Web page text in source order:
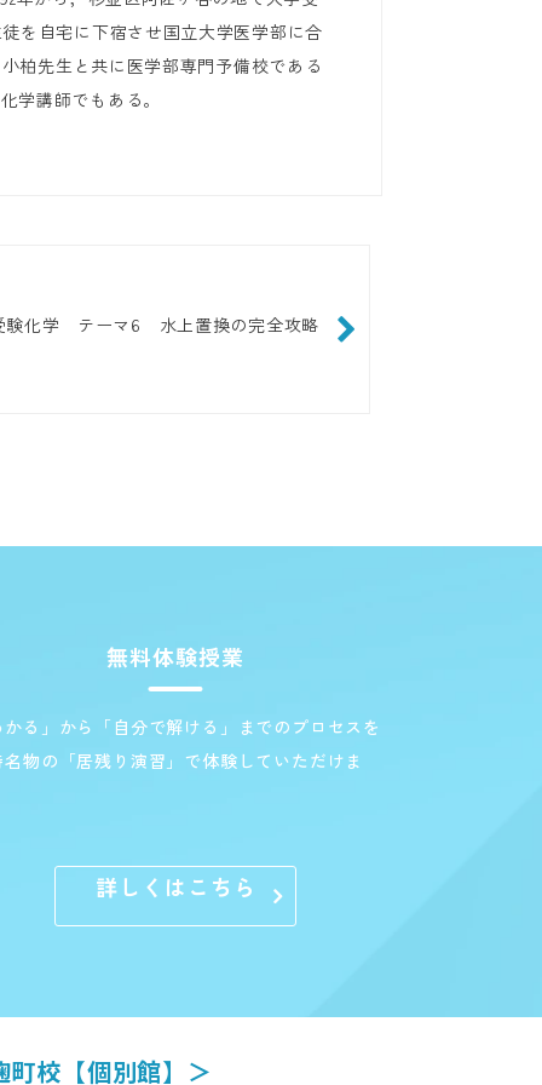
を自宅に下宿させ国立大学医学部に合
柏先生と共に医学部専門予備校である
学講師でもある。
験化学 テーマ6 水上置換の完全攻略
無料体験授業
かる」から「自分で解ける」までのプロセスを
名物の「居残り演習」で体験していただけま
詳しくはこちら
町校【個別館】＞